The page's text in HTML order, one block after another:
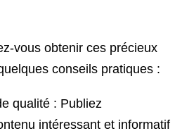
vous obtenir ces précieux
conseils pratiques :
qualité : Publiez
intéressant et informatif